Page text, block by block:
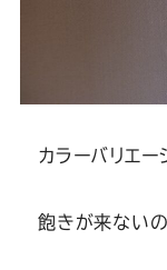
カラーバリエ
飽きが来ないの